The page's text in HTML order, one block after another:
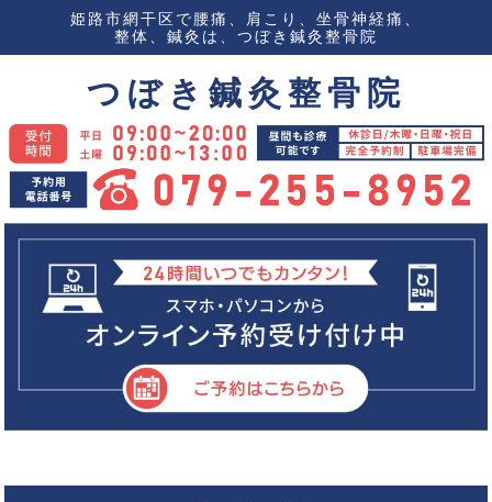
姫路市網干区で腰痛、肩こり、坐骨神経痛、
整体、鍼灸は、つぼき鍼灸整骨院
つぼき鍼灸整骨院